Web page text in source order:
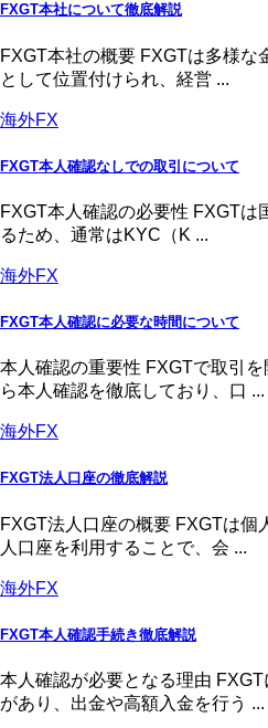
FXGT本社について徹底解説
FXGT本社の概要 FXGTは多様
として位置付けられ、経営 ...
海外FX
FXGT本人確認なしでの取引について
FXGT本人確認の必要性 FXGT
るため、通常はKYC（K ...
海外FX
FXGT本人確認に必要な時間について
本人確認の重要性 FXGTで取引
ら本人確認を徹底しており、口 ...
海外FX
FXGT法人口座の徹底解説
FXGT法人口座の概要 FXGTは
人口座を利用することで、会 ...
海外FX
FXGT本人確認手続き徹底解説
本人確認が必要となる理由
があり、出金や高額入金を行う ...